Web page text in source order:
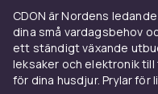
vara säker på att
även under blåsiga
På CDON strävar
CDON är Nordens
dina små vardagsbehov
ett ständigt växande
leksaker och elektronik
för dina husdjur. Prylar för